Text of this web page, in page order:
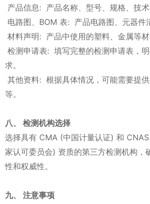
产品信息: 产品名称、型号、规格、技术
电路图、BOM 表: 产品电路图、元器件
材料声明: 产品中使用的塑料、金属等材
检测申请表: 填写完整的检测申请表，
求。
其他资料: 根据具体情况，可能需要提
等。
八、 检测机构选择
选择具有 CMA (中国计量认证) 和
家认可委员会) 资质的第三方检测机构，
性和权威性。
九、 注意事项